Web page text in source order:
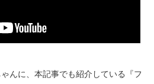
んに、本記事でも紹介している『フ